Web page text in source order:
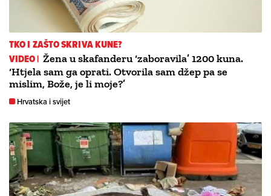
TKO I ZAŠTO SKRIVA KUNE?
VIDEO | Žena u skafanderu ‘zaboravila’ 1200 kuna.
‘Htjela sam ga oprati. Otvorila sam džep pa se
mislim, Bože, je li moje?’
Hrvatska i svijet